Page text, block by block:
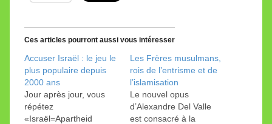
Ces articles pourront aussi vous intéresser
Accuser Israël : le jeu le
plus populaire depuis
2000 ans
Jour après jour, vous
répétez
«Israël=Apartheid
Les Frères musulmans,
rois de l’entrisme et de
l’islamisation
Le nouvel opus
d’Alexandre Del Valle
est consacré à la